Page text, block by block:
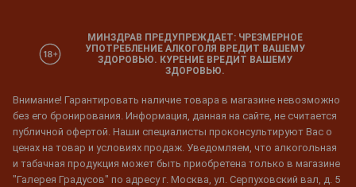
МИНЗДРАВ ПРЕДУПРЕЖДАЕТ: ЧРЕЗМЕРНОЕ
УПОТРЕБЛЕНИЕ АЛКОГОЛЯ ВРЕДИТ ВАШЕМУ
ЗДОРОВЬЮ. КУРЕНИЕ ВРЕДИТ ВАШЕМУ
ЗДОРОВЬЮ.
Внимание! Гарантировать наличие товара в магазине невозможно
без его бронирования. Информация, данная на сайте, не считается
публичной офертой. Наши специалисты проконсультируют Вас о
ценах на товар и условиях продаж. Уведомляем, что алкогольная
и табачная продукция может быть приобретена только в магазине
"Галерея Градусов" по адресу г. Москва, ул. Серпуховский вал, д. 5